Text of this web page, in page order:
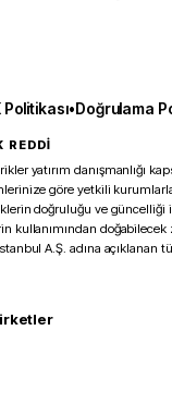
•Doğrulama
REDDİ
yatırım danışmanlığı
göre yetkili kurumlarla
doğruluğu ve güncelliği
kullanımından
A.Ş. adına açıklanan